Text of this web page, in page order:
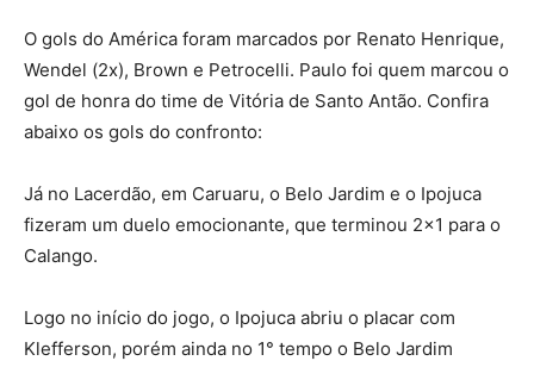
O gols do América foram marcados por Renato Henrique,
Wendel (2x), Brown e Petrocelli. Paulo foi quem marcou o
gol de honra do time de Vitória de Santo Antão. Confira
abaixo os gols do confronto:
Já no Lacerdão, em Caruaru, o Belo Jardim e o Ipojuca
fizeram um duelo emocionante, que terminou 2×1 para o
Calango.
Logo no início do jogo, o Ipojuca abriu o placar com
Klefferson, porém ainda no 1° tempo o Belo Jardim